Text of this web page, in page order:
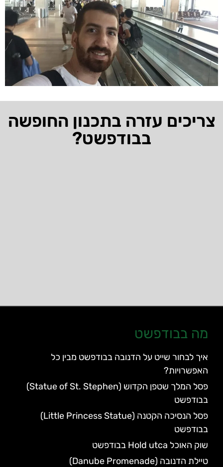
צריכים עזרה בתכנון החופשה
בבודפשט?
מה בבודפשט
איך לבחור שייט על הדנובה בבודפשט מבין כל
האפשרויות?
פסל המלך שטפן הקדוש (Statue of St. Stephen)
בבודפשט
פסל הנסיכה הקטנה (Little Princess Statue)
בבודפשט
שוק האוכל Hold utca בבודפשט
טיילת הדנובה (Danube Promenade)